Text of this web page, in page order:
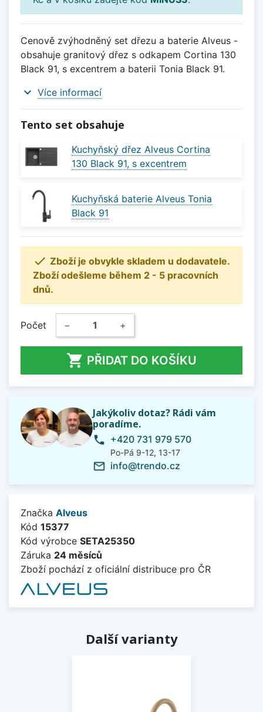
Cenově zvýhodněný set dřezu a baterie Alveus -
obsahuje granitový dřez s odkapem Cortina 130
Black 91, s excentrem a baterii Tonia Black 91.
expand_more Více informací
Tento set obsahuje
Kuchyňský dřez Alveus Cortina
130 Black 91, s excentrem
Kuchyňská baterie Alveus Tonia
Black 91
 Zboží je obvykle skladem u dodavatele.
Zboží odešleme během 2 - 5 pracovních
dnů.
Počet − +
 PŘIDAT DO KOŠÍKU
Jakýkoliv dotaz? Rádi vám
poradíme.
phone +420 731 979 570
Po-Pá 9-12, 13-17
mail_outline info@trendo.cz
Značka Alveus
Kód 15377
Kód výrobce SETA25350
Záruka 24 měsíců
Zboží pochází z oficiální distribuce pro ČR
Další varianty